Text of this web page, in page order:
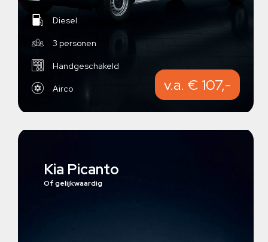
Diesel
3 personen
Handgeschakeld
Airco v.a. € 107,-
Kia Picanto
Of gelijkwaardig